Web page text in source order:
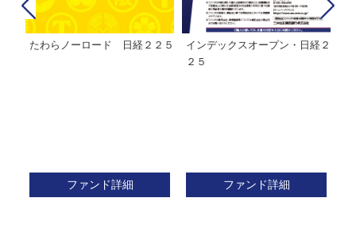
たわらノーロード 日経２２５
ファンド詳細
インデックスオープン・日経２
２５
ファンド詳細